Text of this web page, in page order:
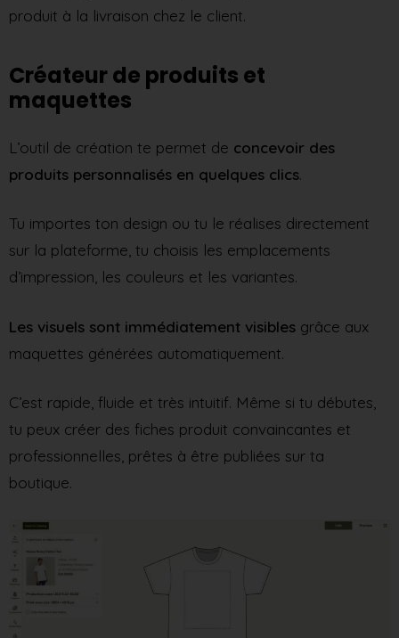
produit à la livraison chez le client.
Créateur de produits et
maquettes
L’outil de création te permet de concevoir des
produits personnalisés en quelques clics.
Tu importes ton design ou tu le réalises directement
sur la plateforme, tu choisis les emplacements
d’impression, les couleurs et les variantes.
Les visuels sont immédiatement visibles grâce aux
maquettes générées automatiquement.
C’est rapide, fluide et très intuitif. Même si tu débutes,
tu peux créer des fiches produit convaincantes et
professionnelles, prêtes à être publiées sur ta
boutique.